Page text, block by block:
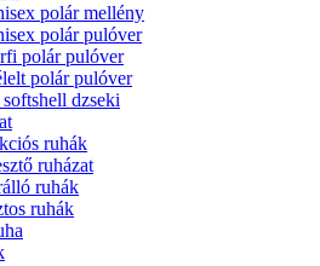
polár mellény
polár pulóver
polár pulóver
polár pulóver
dzseki
ruhák
ruházat
ruhák
ruhák